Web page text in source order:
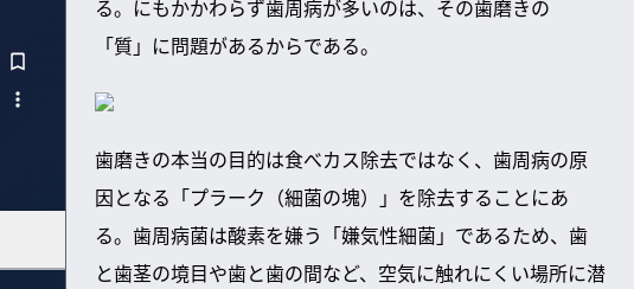
る。にもかかわらず歯周病が多いのは、その歯磨きの
「質」に問題があるからである。
歯磨きの本当の目的は食べカス除去ではなく、歯周病の原
因となる「プラーク（細菌の塊）」を除去することにあ
る。歯周病菌は酸素を嫌う「嫌気性細菌」であるため、歯
と歯茎の境目や歯と歯の間など、空気に触れにくい場所に潜